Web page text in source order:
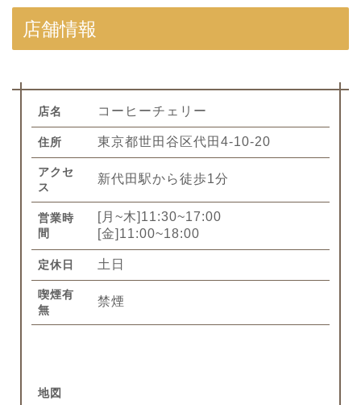
店舗情報
店名 コーヒーチェリー
住所 東京都世田谷区代田4-10-20
アクセ
ス
新代田駅から徒歩1分
営業時
間
[月~木]11:30~17:00
[金]11:00~18:00
定休日 土日
喫煙有
無
禁煙
地図